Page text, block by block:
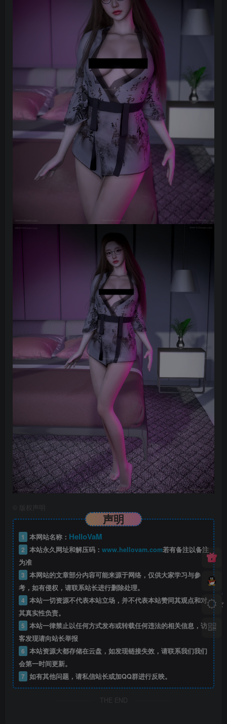
版权声明
声明
1 本网站名称： HelloVaM
2 本站永久网址和解压码： www.hellovam.com若有备注以备注
为准
3 本网站的文章部分内容可能来源于网络，仅供大家学习与参
考，如有侵权，请联系站长进行删除处理。
4 本站一切资源不代表本站立场，并不代表本站赞同其观点和对
其真实性负责。
5 本站一律禁止以任何方式发布或转载任何违法的相关信息，访
客发现请向站长举报
6 本站资源大都存储在云盘，如发现链接失效，请联系我们我们
会第一时间更新。
7 如有其他问题，请私信站长或加QQ群进行反映。
THE END